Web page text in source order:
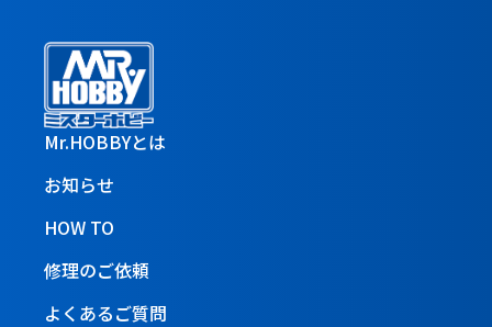
Mr.HOBBYとは
お知らせ
HOW TO
修理のご依頼
よくあるご質問